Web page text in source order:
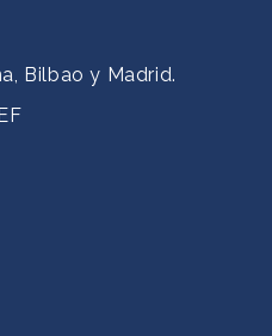
Bilbao y Madrid.